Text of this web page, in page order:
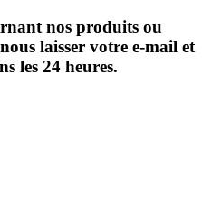
nos produits ou
laisser votre e-mail et
les 24 heures.